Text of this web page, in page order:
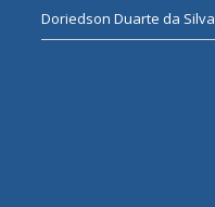
Doriedson Duarte da Silva